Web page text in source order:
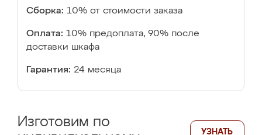
Сборка: 10% от стоимости заказа
Оплата: 10% предоплата, 90% после
доставки шкафа
Гарантия: 24 месяца
Изготовим по
УЗНАТЬ